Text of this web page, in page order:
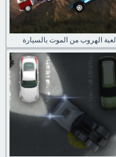
لعبة الهروب من الموت بالسيارة